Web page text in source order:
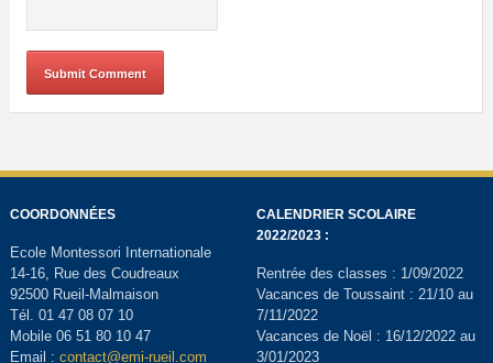
COORDONNÉES
Ecole Montessori Internationale
14-16, Rue des Coudreaux
92500 Rueil-Malmaison
Tél. 01 47 08 07 10
Mobile 06 51 80 10 47
Email : contact@emi-rueil.com
CALENDRIER SCOLAIRE
2022/2023 :
Rentrée des classes : 1/09/2022
Vacances de Toussaint : 21/10 au
7/11/2022
Vacances de Noël : 16/12/2022 au
3/01/2023